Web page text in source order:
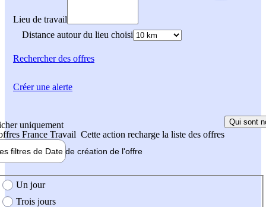
Lieu de travail
Distance autour du lieu choisi
Rechercherdes offres
uniquement
France Travail Cette action recharge la liste des offres
Qui sont
filtres de Date de création de l'offre
création de l'offre
Un jour
Trois jours
Créer une alerte